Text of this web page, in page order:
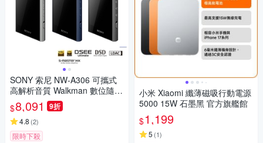
SONY 索尼 NW-A306 可攜式
高解析音質 Walkman 數位隨身
聽
$8,091 9折
4.8 (2)
限時下殺
小米 Xiaomi 纖薄磁吸行動電源
5000 15W 石墨黑 官方旗艦館
$1,199
5 (1)